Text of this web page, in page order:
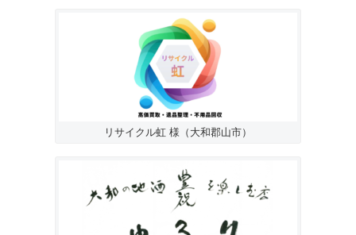
リサイクル虹 様（大和郡山市）